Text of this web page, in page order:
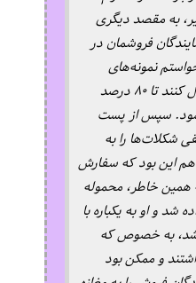
به مقصد دیگری
فروشمان در
نمونه‌های
شکلات خود را به او ارسال کنند تا ۸۰ درصد
سپس از پست
شکلات‌ها را به
این بود که سفارش
همین خاطر، محموله
شد و او به یکباره با
به خصوص که
و ممکن بود